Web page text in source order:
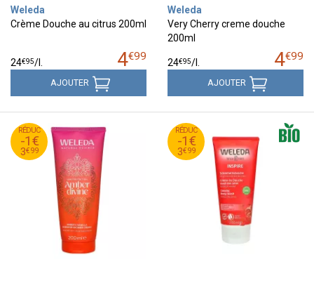
Weleda
Crème Douche au citrus 200ml
4€99
24€95/
AJOUTER
Weleda
Very Cherry creme douche
200ml
4€99
24€95/
AJOUTER
RÉDUC
-1€
3€99
4
€
99
3
€
99
RÉDUC
-1€
3€99
4
€
99
3
€
99